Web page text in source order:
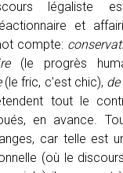
légaliste
et
compte:
(le progrès
(le fric, c’est chic),
tout le
en avance.
car telle est
(où le